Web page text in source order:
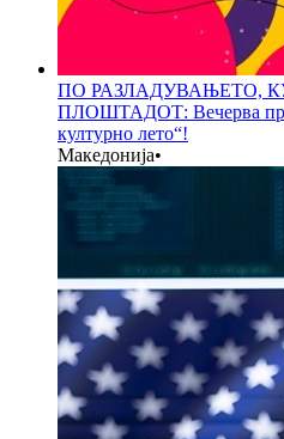
ПО РАЗЛАДУВАЊЕТО,
ПЛОШТАДОТ: Вечерва
културно лето“!
Македонија•